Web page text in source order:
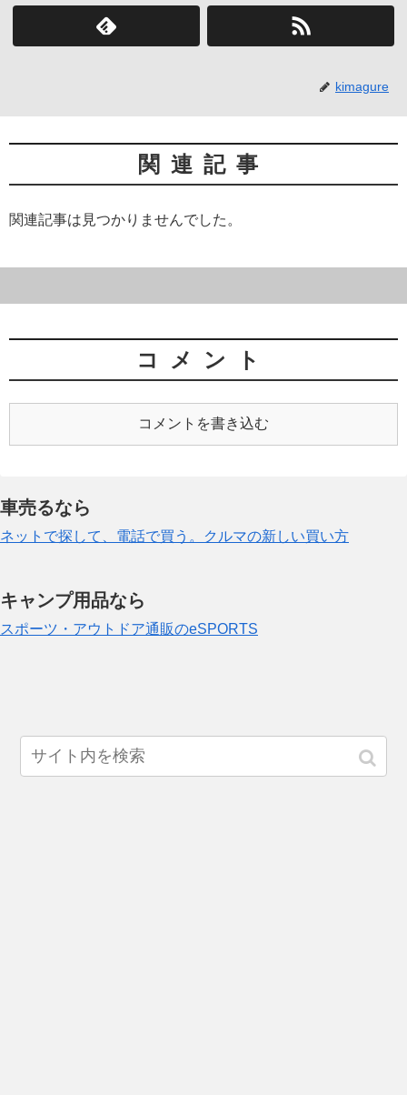
kimagure
関連記事
関連記事は見つかりませんでした。
コメント
コメントを書き込む
車売るなら
ネットで探して、電話で買う。クルマの新しい買い方
キャンプ用品なら
スポーツ・アウトドア通販のeSPORTS